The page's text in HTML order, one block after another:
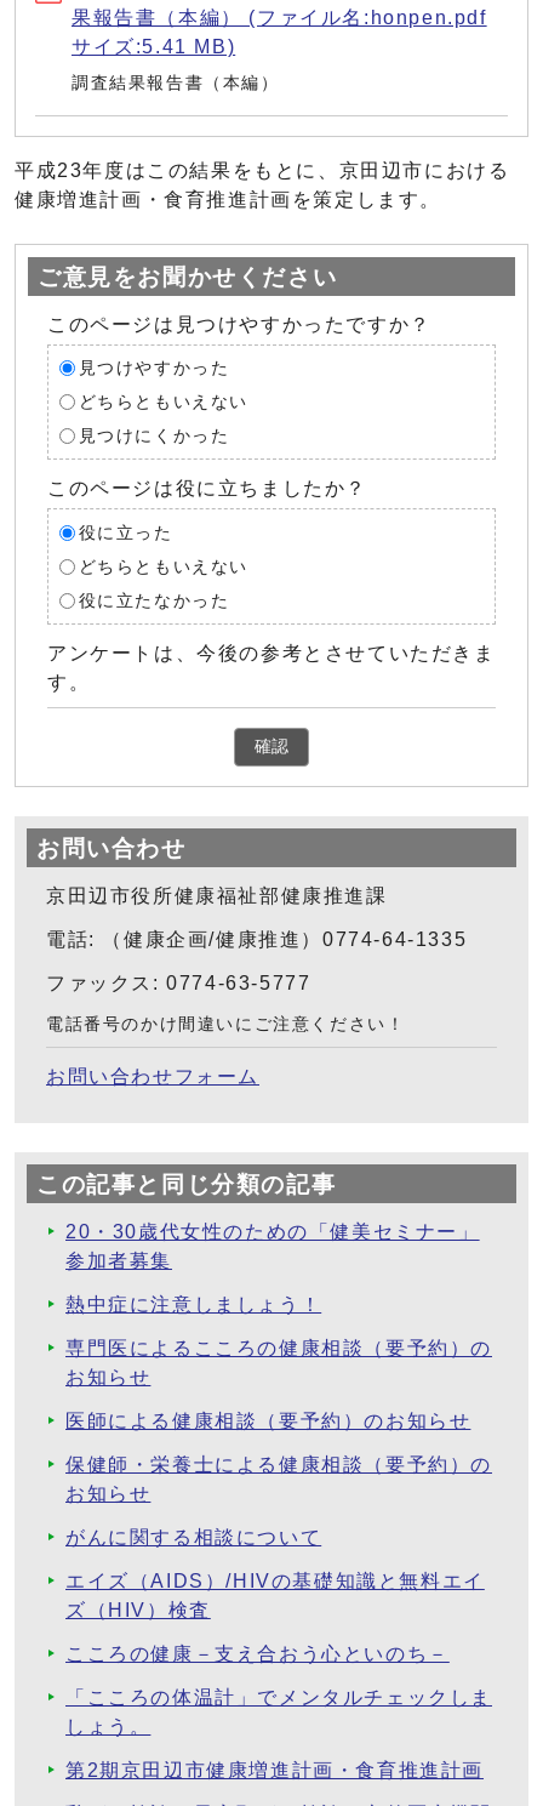
果報告書（本編） (ファイル名:honpen.pdf
サイズ:5.41 MB)
調査結果報告書（本編）
平成23年度はこの結果をもとに、京田辺市における
健康増進計画・食育推進計画を策定します。
ご意見をお聞かせください
このページは見つけやすかったですか？
見つけやすかった
どちらともいえない
見つけにくかった
このページは役に立ちましたか？
役に立った
どちらともいえない
役に立たなかった
アンケートは、今後の参考とさせていただきま
す。
確認
お問い合わせ
京田辺市役所健康福祉部健康推進課
電話: （健康企画/健康推進）0774-64-1335
ファックス: 0774-63-5777
電話番号のかけ間違いにご注意ください！
お問い合わせフォーム
この記事と同じ分類の記事
20・30歳代女性のための「健美セミナー」
参加者募集
熱中症に注意しましょう！
専門医によるこころの健康相談（要予約）の
お知らせ
医師による健康相談（要予約）のお知らせ
保健師・栄養士による健康相談（要予約）の
お知らせ
がんに関する相談について
エイズ（AIDS）/HIVの基礎知識と無料エイ
ズ（HIV）検査
こころの健康－支え合おう心といのち－
「こころの体温計」でメンタルチェックしま
しょう。
第2期京田辺市健康増進計画・食育推進計画